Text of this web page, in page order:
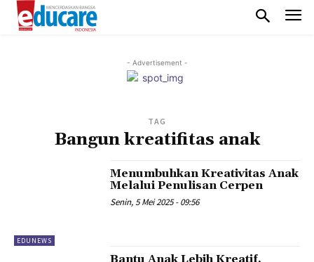
- Advertisement -
TAG
Bangun kreatifitas anak
EDUNEWS
Menumbuhkan Kreativitas Anak
Melalui Penulisan Cerpen
Senin, 5 Mei 2025 - 09:56
Bantu Anak Lebih Kreatif,